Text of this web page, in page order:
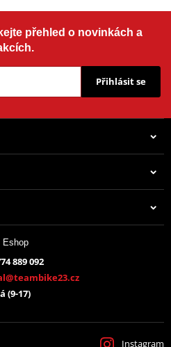
přehled o novinkách a
Přihlásit se
Eshop
889 092
(9-17)
Instagram